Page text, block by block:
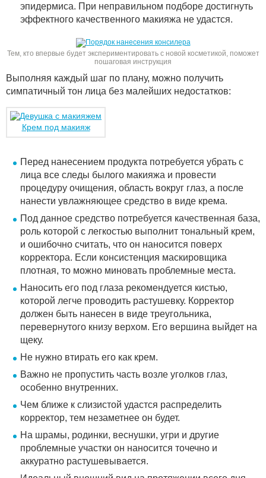
эпидермиса. При неправильном подборе достигнуть
эффектного качественного макияжа не удастся.
Тем, кто впервые будет экспериментировать с новой косметикой, поможет
пошаговая инструкция
Выполняя каждый шаг по плану, можно получить
симпатичный тон лица без малейших недостатков:
Крем под макияж
Перед нанесением продукта потребуется убрать с
лица все следы былого макияжа и провести
процедуру очищения, область вокруг глаз, а после
нанести увлажняющее средство в виде крема.
Под данное средство потребуется качественная база,
роль которой с легкостью выполнит тональный крем,
и ошибочно считать, что он наносится поверх
корректора. Если консистенция маскировщика
плотная, то можно миновать проблемные места.
Наносить его под глаза рекомендуется кистью,
которой легче проводить растушевку. Корректор
должен быть нанесен в виде треугольника,
перевернутого книзу верхом. Его вершина выйдет на
щеку.
Не нужно втирать его как крем.
Важно не пропустить часть возле уголков глаз,
особенно внутренних.
Чем ближе к слизистой удастся распределить
корректор, тем незаметнее он будет.
На шрамы, родинки, веснушки, угри и другие
проблемные участки он наносится точечно и
аккуратно растушевывается.